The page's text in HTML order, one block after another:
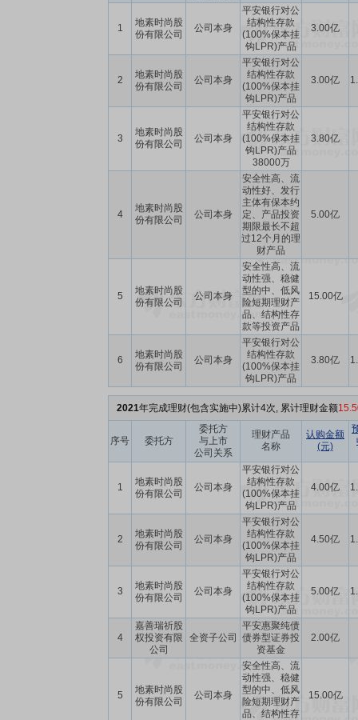
1
地素时尚股
份有限公司
公司本身
平安银行对公
结构性存款
(100%保本挂
钩LPR)产品
3.00亿
2
地素时尚股
份有限公司
公司本身
平安银行对公
结构性存款
(100%保本挂
钩LPR)产品
3.00亿
3
地素时尚股
份有限公司
公司本身
平安银行对公
结构性存款
(100%保本挂
钩LPR)产品
38000万
3.80亿
4
地素时尚股
份有限公司
公司本身
安全性高、流
动性好、发行
主体有保本约
定、产品投资
期限最长不超
过12个月的理
财产品
5.00亿
5
地素时尚股
份有限公司
公司本身
安全性高、流
动性强、稳健
型的中、低风
险短期理财产
品、结构性存
款等投资产品
15.00亿
6
地素时尚股
份有限公司
公司本身
平安银行对公
结构性存款
(100%保本挂
钩LPR)产品
3.80亿
2021年完成理财(包含实施中)累计4次, 累计理财金额
序号 委托方
委托方
与上市
公司关系
理财产品
名称
认购金额
(元)
1
地素时尚股
份有限公司
公司本身
平安银行对公
结构性存款
(100%保本挂
钩LPR)产品
4.00亿
2
地素时尚股
份有限公司
公司本身
平安银行对公
结构性存款
(100%保本挂
钩LPR)产品
4.50亿
3
地素时尚股
份有限公司
公司本身
平安银行对公
结构性存款
(100%保本挂
钩LPR)产品
5.00亿
4
嘉善瑞祈股
权投资有限
公司
全资子公司
平安惠聚纯债
债券型证券投
资基金
2.00亿
5
地素时尚股
份有限公司
公司本身
安全性高、流
动性强、稳健
型的中、低风
险短期理财产
品、结构性存
15.00亿